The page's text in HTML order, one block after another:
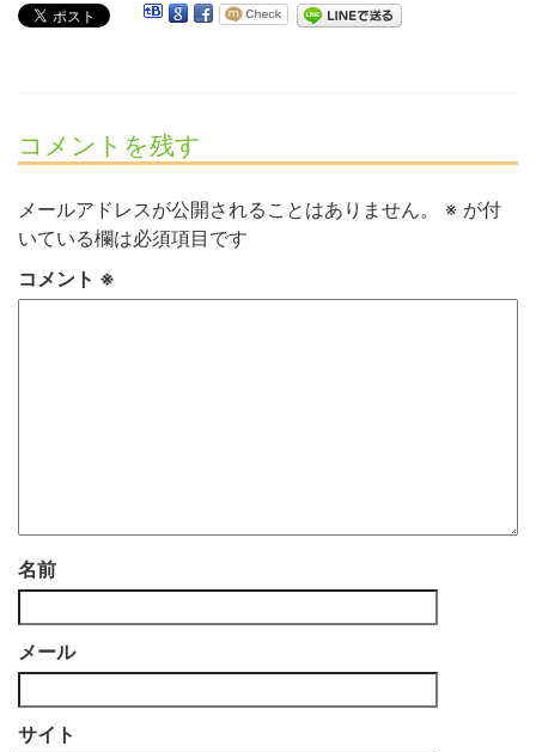
コメントを残す
メールアドレスが公開されることはありません。 ※ が付
いている欄は必須項目です
コメント ※
名前
メール
サイト